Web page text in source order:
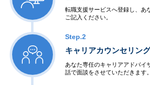
転職支援サービスへ登録し、あ
ご記入ください。
Step.2
キャリアカウンセリング
あなた専任のキャリアアドバイ
話で面談をさせていただきます。